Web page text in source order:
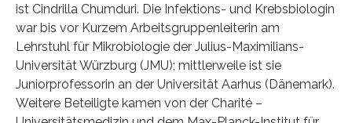
ist Cindrilla Chumduri. Die Infektions- und Krebsbiologin
war bis vor Kurzem Arbeitsgruppenleiterin am
Lehrstuhl für Mikrobiologie der Julius-Maximilians-
Universität Würzburg (JMU); mittlerweile ist sie
Juniorprofessorin an der Universität Aarhus (Dänemark).
Weitere Beteiligte kamen von der Charité –